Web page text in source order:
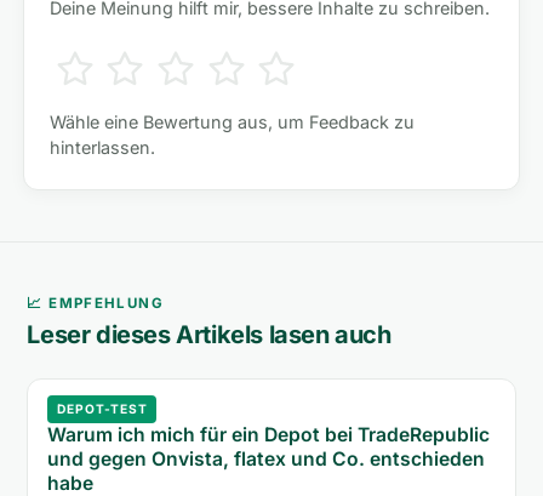
Deine Meinung hilft mir, bessere Inhalte zu schreiben.
Wähle eine Bewertung aus, um Feedback zu
hinterlassen.
📈 EMPFEHLUNG
Leser dieses Artikels lasen auch
DEPOT-TEST
Warum ich mich für ein Depot bei TradeRepublic
und gegen Onvista, flatex und Co. entschieden
habe